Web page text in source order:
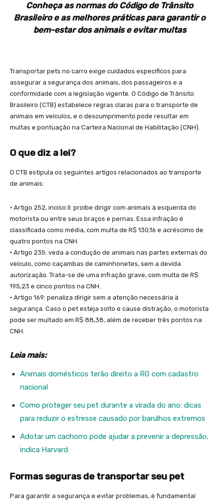
Conheça as normas do Código de Trânsito
Brasileiro e as melhores práticas para garantir o
bem-estar dos animais e evitar multas
Transportar pets no carro exige cuidados específicos para
assegurar a segurança dos animais, dos passageiros e a
conformidade com a legislação vigente. O Código de Trânsito
Brasileiro (CTB) estabelece regras claras para o transporte de
animais em veículos, e o descumprimento pode resultar em
multas e pontuação na Carteira Nacional de Habilitação (CNH).
O que diz a lei?
O CTB estipula os seguintes artigos relacionados ao transporte
de animais:
• Artigo 252, inciso II: proíbe dirigir com animais à esquerda do
motorista ou entre seus braços e pernas. Essa infração é
classificada como média, com multa de R$ 130,16 e acréscimo de
quatro pontos na CNH.
• Artigo 235: veda a condução de animais nas partes externas do
veículo, como caçambas de caminhonetes, sem a devida
autorização. Trata-se de uma infração grave, com multa de R$
195,23 e cinco pontos na CNH.
• Artigo 169: penaliza dirigir sem a atenção necessária à
segurança. Caso o pet esteja solto e cause distração, o motorista
pode ser multado em R$ 88,38, além de receber três pontos na
CNH.
Leia mais:
Animais domésticos terão direito a RG com cadastro
nacional
Como proteger seu pet durante a virada do ano: dicas
para reduzir o estresse causado por barulhos extremos
Adotar um cachorro pode ajudar a prevenir a depressão,
indica Harvard
Formas seguras de transportar seu pet
Para garantir a segurança e evitar problemas, é fundamental